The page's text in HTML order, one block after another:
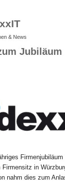
& News
Jubiläum
Firmenjubiläum
Firmensitz in
nahm dies zum